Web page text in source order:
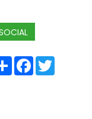
ShareFacebook